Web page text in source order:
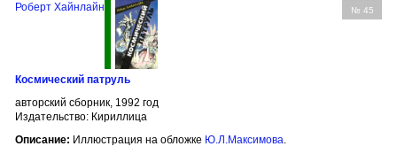
№ 45
Роберт Хайнлайн
Космический патруль
авторский сборник, 1992 год
Издательство: Кириллица
Описание: Иллюстрация на обложке Ю.Л.Максимова.